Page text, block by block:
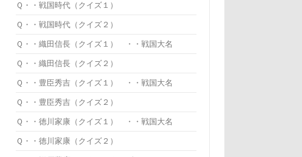
Ｑ・・戦国時代（クイズ１）
Ｑ・・戦国時代（クイズ２）
Ｑ・・織田信長（クイズ１） ・・戦国大名
Ｑ・・織田信長（クイズ２）
Ｑ・・豊臣秀吉（クイズ１） ・・戦国大名
Ｑ・・豊臣秀吉（クイズ２）
Ｑ・・徳川家康（クイズ１） ・・戦国大名
Ｑ・・徳川家康（クイズ２）